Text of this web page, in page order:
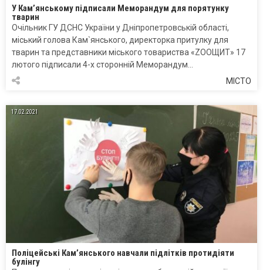
У Кам’янському підписали Меморандум для порятунку
тварин
Очільник ГУ ДСНС України у Дніпропетровській області,
міський голова Кам`янського, директорка притулку для
тварин та представники міського товариства «ZOOЩИТ» 17
лютого підписали 4-х сторонній Меморандум…
МІСТО
17.02.2021
Поліцейські Кам’янського навчали підлітків протидіяти
булінгу